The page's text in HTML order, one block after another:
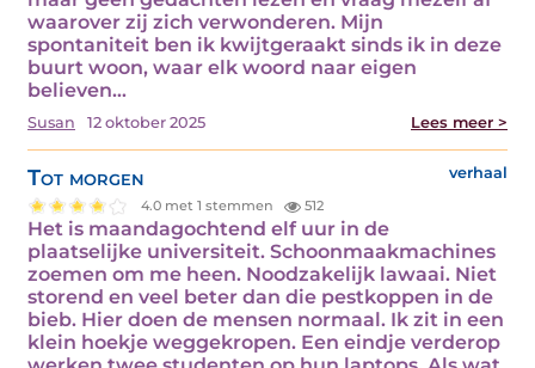
waarover zij zich verwonderen. Mijn
spontaniteit ben ik kwijtgeraakt sinds ik in deze
buurt woon, waar elk woord naar eigen
believen…
Susan 12 oktober 2025 Lees meer >
Tot morgen verhaal
4.0 met 1 stemmen 512
Het is maandagochtend elf uur in de
plaatselijke universiteit. Schoonmaakmachines
zoemen om me heen. Noodzakelijk lawaai. Niet
storend en veel beter dan die pestkoppen in de
bieb. Hier doen de mensen normaal. Ik zit in een
klein hoekje weggekropen. Een eindje verderop